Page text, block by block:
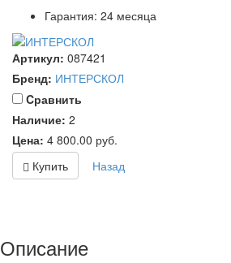
Гарантия: 24 месяца
Артикул: 087421
Бренд: ИНТЕРСКОЛ
Cравнить
Наличие: 2
Цена: 4 800.00 руб.
Купить
Назад
Описание